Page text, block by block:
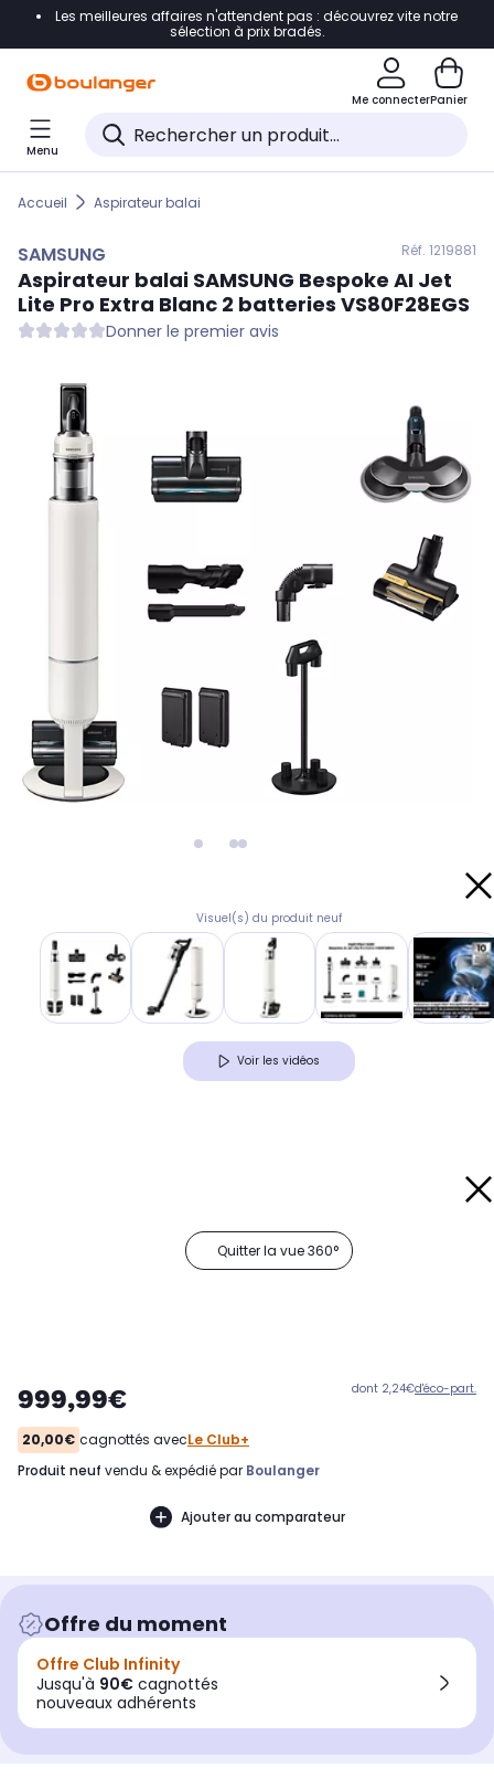
Accéder directement à la navigation
Accéder directement au pied de page
Accéder directement au chatbot
Les meilleures affaires n'attendent pas : découvrez vite notre
sélection à prix bradés.
Me connecterPanier
Menu
Accueil Aspirateur balai
SAMSUNG Réf. 1219881
Aspirateur balai SAMSUNG Bespoke AI Jet
Lite Pro Extra Blanc 2 batteries VS80F28EGS
Donner le premier avis
Visuel(s) du produit neuf
Voir les vidéos
Quitter la vue 360°
999,99€ dont 2,24€d'éco-part.
20,00€ cagnottés avecLe Club+
produit neuf vendu & expédié par Boulanger
Ajouter au comparateur
Offre du moment
Offre Club Infinity
Jusqu'à 90€ cagnottés
nouveaux adhérents